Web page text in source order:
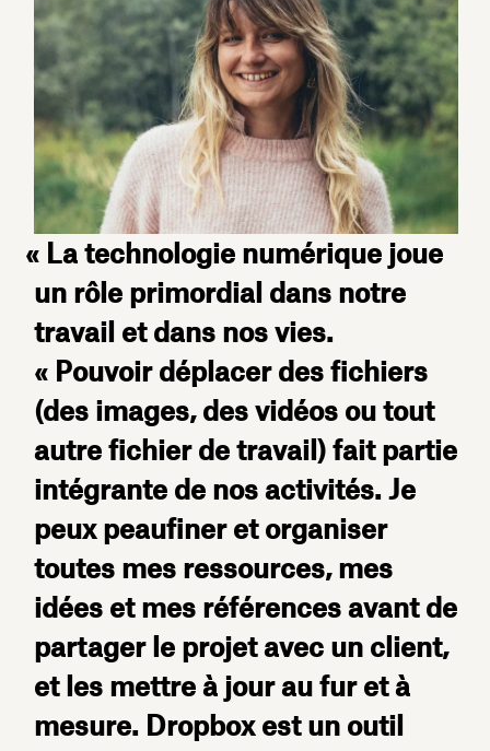
« La technologie numérique joue
un rôle primordial dans notre
travail et dans nos vies.
« Pouvoir déplacer des fichiers
(des images, des vidéos ou tout
autre fichier de travail) fait partie
intégrante de nos activités. Je
peux peaufiner et organiser
toutes mes ressources, mes
idées et mes références avant de
partager le projet avec un client,
et les mettre à jour au fur et à
mesure. Dropbox est un outil